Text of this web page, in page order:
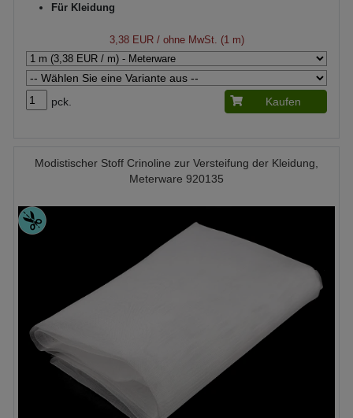
Für Kleidung
3,38 EUR/ ohne MwSt. (1 m)
pck. Kaufen
Modistischer Stoff Crinoline zur Versteifung der Kleidung,
Meterware 920135